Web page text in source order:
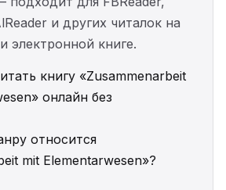
и других читалок на
электронной книге.
книгу «Zusammenarbeit
онлайн без
относится
mit Elementarwesen»?